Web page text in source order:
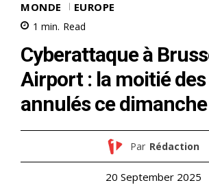
MONDE EUROPE
1 min. Read
Cyberattaque à
Airport : la moitié
annulés ce dimanche
Par Rédaction
20 September 2025